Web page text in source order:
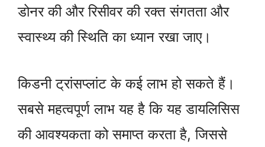
डोनर की और रिसीवर की रक्त संगतता और
स्वास्थ्य की स्थिति का ध्यान रखा जाए।
किडनी ट्रांसप्लांट के कई लाभ हो सकते हैं।
सबसे महत्वपूर्ण लाभ यह है कि यह डायलिसिस
की आवश्यकता को समाप्त करता है, जिससे